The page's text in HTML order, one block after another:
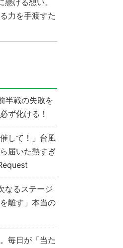
懸ける想い。
力を手渡すた
半戦の失敗を
ず化ける！
して！」台風
届いた熱すぎ
なるステージ
離す」本当の
毎日が「当た